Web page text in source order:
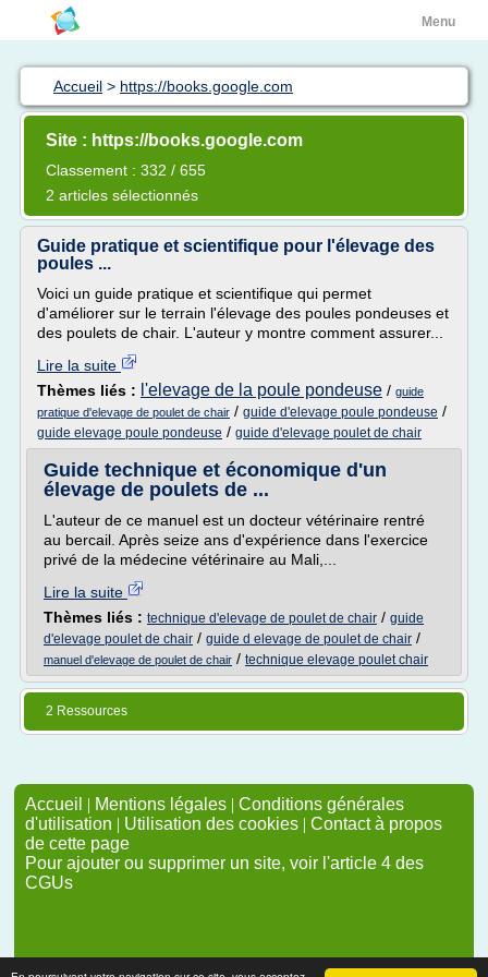
Menu
Accueil > https://books.google.com
Site : https://books.google.com
Classement : 332 / 655
2 articles sélectionnés
Guide pratique et scientifique pour l'élevage des
poules ...
Voici un guide pratique et scientifique qui permet
d'améliorer sur le terrain l'élevage des poules pondeuses et
des poulets de chair. L'auteur y montre comment assurer...
Lire la suite
Thèmes liés : l'elevage de la poule pondeuse / guide
pratique d'elevage de poulet de chair / guide d'elevage poule pondeuse /
guide elevage poule pondeuse / guide d'elevage poulet de chair
Guide technique et économique d'un
élevage de poulets de ...
L'auteur de ce manuel est un docteur vétérinaire rentré
au bercail. Après seize ans d'expérience dans l'exercice
privé de la médecine vétérinaire au Mali,...
Lire la suite
Thèmes liés : technique d'elevage de poulet de chair / guide
d'elevage poulet de chair / guide d elevage de poulet de chair /
manuel d'elevage de poulet de chair / technique elevage poulet chair
2 Ressources
Accueil | Mentions légales | Conditions générales
d'utilisation | Utilisation des cookies | Contact à propos
de cette page
Pour ajouter ou supprimer un site, voir l'article 4 des
CGUs